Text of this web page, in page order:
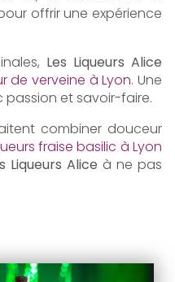
offrir une expérience
Les Liqueurs Alice
de verveine à Lyon. Une
et savoir-faire.
combiner douceur
fraise basilic à Lyon
Liqueurs Alice à ne pas